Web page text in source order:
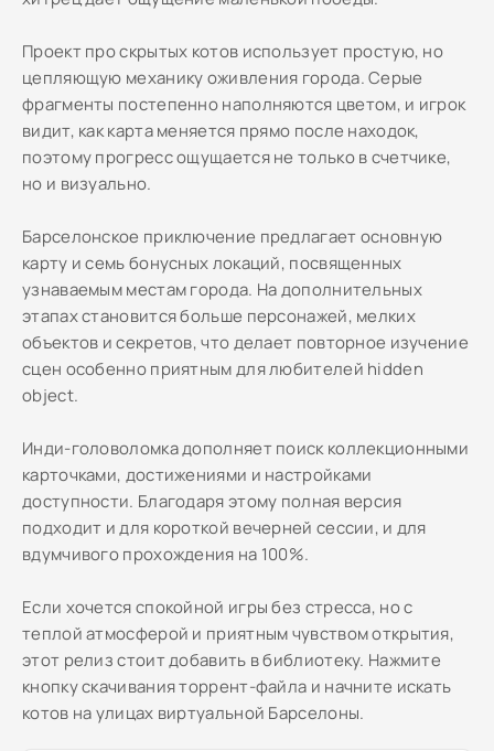
Проект про скрытых котов использует простую, но
цепляющую механику оживления города. Серые
фрагменты постепенно наполняются цветом, и игрок
видит, как карта меняется прямо после находок,
поэтому прогресс ощущается не только в счетчике,
но и визуально.
Барселонское приключение предлагает основную
карту и семь бонусных локаций, посвященных
узнаваемым местам города. На дополнительных
этапах становится больше персонажей, мелких
объектов и секретов, что делает повторное изучение
сцен особенно приятным для любителей hidden
object.
Инди-головоломка дополняет поиск коллекционными
карточками, достижениями и настройками
доступности. Благодаря этому полная версия
подходит и для короткой вечерней сессии, и для
вдумчивого прохождения на 100%.
Если хочется спокойной игры без стресса, но с
теплой атмосферой и приятным чувством открытия,
этот релиз стоит добавить в библиотеку. Нажмите
кнопку скачивания торрент-файла и начните искать
котов на улицах виртуальной Барселоны.